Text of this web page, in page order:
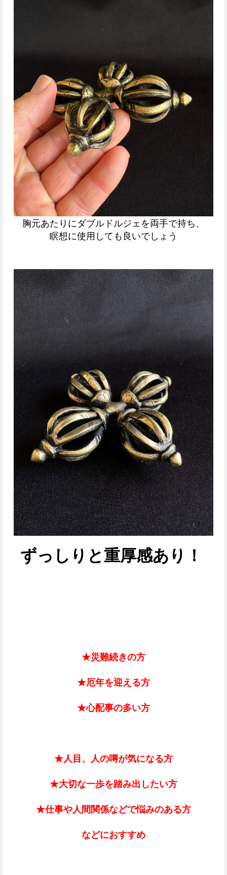
胸元あたりにダブルドルジェを両手で持ち、
瞑想に使用しても良いでしょう
ずっしりと重厚感あり！
★災難続きの方
★厄年を迎える方
★心配事の多い方
★人目、人の噂が気になる方
★大切な一歩を踏み出したい方
★仕事や人間関係などで悩みのある方
などにおすすめ